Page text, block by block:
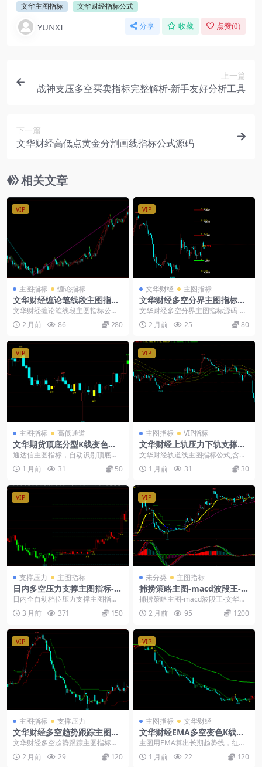
文华主图指标 文华财经指标公式
YUNXI 分享 收藏 点赞(0)
上一篇
战神支压多空买卖指标完整解析-新手友好分析工具
下一篇
文华财经高低点黄金分割画线指标公式源码
相关文章
VIP
主图指标 缠论指标
文华财经缠论笔线段主图指标
公式
文华财经缠论笔线段主图指标公
式： 这套源码把缠论里的笔、线
段、中枢全给自动画出来...
2 月前 86 280
VIP
文华财经 主图指标
文华财经多空分界主图指标源
码-三档撑压画线公式
文华财经多空分界主图指标源码-三
档撑压画线公式：文华财经wh6 wh
7电脑端，有...
2 月前 25 80
VIP
主图指标 高低通道
文华期货顶底分型K线变色主
图指标公式
通达信主图指标，自动识别顶底分
型，K线变色加文字提示，一眼看清
高低点位置。源码有...
1 月前 31 50
VIP
主图指标 VIP指标
文华财经上轨压力下轨支撑突
破主图
文华财经轨道线主图指标公式,含短
中长三组轨道,上轨压力下轨支撑一
目了然,共振信号...
1 月前 31 30
VIP
支撑压力 主图指标
日内多空压力支撑主图指标-自
动画档位线带开多开空提示
日内全自动档位压力支撑主图指标:
一、指标属性: 1、指标组成：云析
多空支撑压力...
3 月前 371 150
VIP
未分类 主图指标
捕捞策略主图-macd波段王-文
华财经指标公式
捕捞策略主图-macd波段王-文华财
经指标公式： 这是一个帮你看清趋
势强弱、寻找...
2 月前 95 1200
VIP
主图指标 支撑压力
文华财经多空趋势跟踪主图指
标源码
文华财经多空趋势跟踪主图指标源
码： 文华财经多空趋势跟踪主图指
标源码，包含EMA...
2 月前 29 120
VIP
主图指标 文华财经
文华财经EMA多空变色K线主
图-加仓BS公式源码
主图用EMA算出长期趋势线，红绿
变色区分方向，K线也跟着变色，顺
着趋势走。B点S...
1 月前 22 120